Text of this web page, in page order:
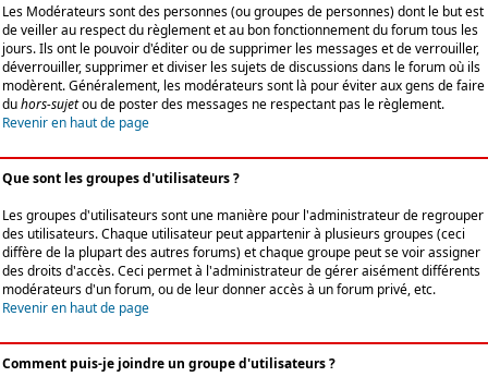
Les Modérateurs sont des personnes (ou groupes de personnes) dont le but est
de veiller au respect du règlement et au bon fonctionnement du forum tous les
jours. Ils ont le pouvoir d'éditer ou de supprimer les messages et de verrouiller,
déverrouiller, supprimer et diviser les sujets de discussions dans le forum où ils
modèrent. Généralement, les modérateurs sont là pour éviter aux gens de faire
duhors-sujetou de poster des messages ne respectant pas le règlement.
Revenir en haut de page
Que sont les groupes d'utilisateurs ?
Les groupes d'utilisateurs sont une manière pour l'administrateur de regrouper
des utilisateurs. Chaque utilisateur peut appartenir à plusieurs groupes (ceci
diffère de la plupart des autres forums) et chaque groupe peut se voir assigner
des droits d'accès. Ceci permet à l'administrateur de gérer aisément différents
modérateurs d'un forum, ou de leur donner accès à un forum privé, etc.
Revenir en haut de page
Comment puis-je joindre un groupe d'utilisateurs ?